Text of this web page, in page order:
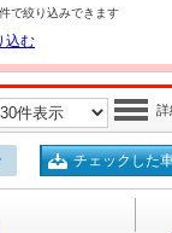
で絞り込みできます
込む
詳
チェックした